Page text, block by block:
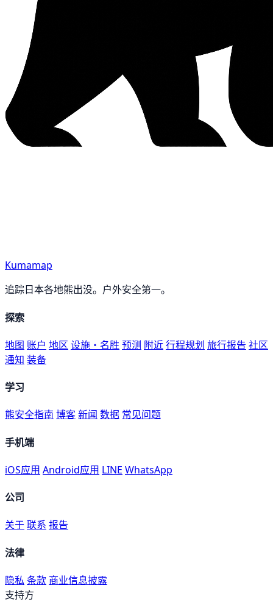
Kumamap
追踪日本各地熊出没。户外安全第一。
探索
地图 账户 地区 设施・名胜 预测 附近行程规划 旅行报告 社区
通知 装备
学习
熊安全指南 博客新闻 数据 常见问题
手机端
iOS应用 Android应用 LINE WhatsApp
公司
关于联系 报告
法律
隐私 条款 商业信息披露
支持方